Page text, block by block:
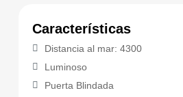
Características
Distancia al mar: 4300
Luminoso
Puerta Blindada